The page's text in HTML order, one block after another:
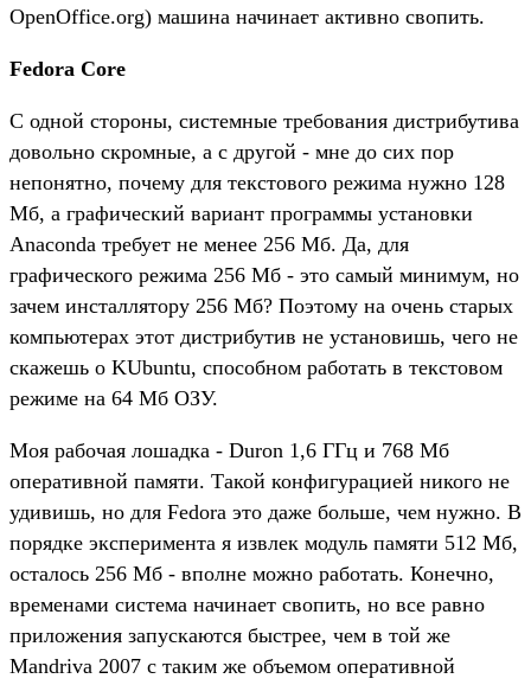
OpenOffice.org) машина начинает активно свопить.
Fedora Core
С одной стороны, системные требования дистрибутива
довольно скромные, а с другой - мне до сих пор
непонятно, почему для текстового режима нужно 128
Мб, а графический вариант программы установки
Anaconda требует не менее 256 Мб. Да, для
графического режима 256 Мб - это самый минимум, но
зачем инсталлятору 256 Мб? Поэтому на очень старых
компьютерах этот дистрибутив не установишь, чего не
скажешь о KUbuntu, способном работать в текстовом
режиме на 64 Мб ОЗУ.
Моя рабочая лошадка - Duron 1,6 ГГц и 768 Мб
оперативной памяти. Такой конфигурацией никого не
удивишь, но для Fedora это даже больше, чем нужно. В
порядке эксперимента я извлек модуль памяти 512 Мб,
осталось 256 Мб - вполне можно работать. Конечно,
временами система начинает свопить, но все равно
приложения запускаются быстрее, чем в той же
Mandriva 2007 с таким же объемом оперативной